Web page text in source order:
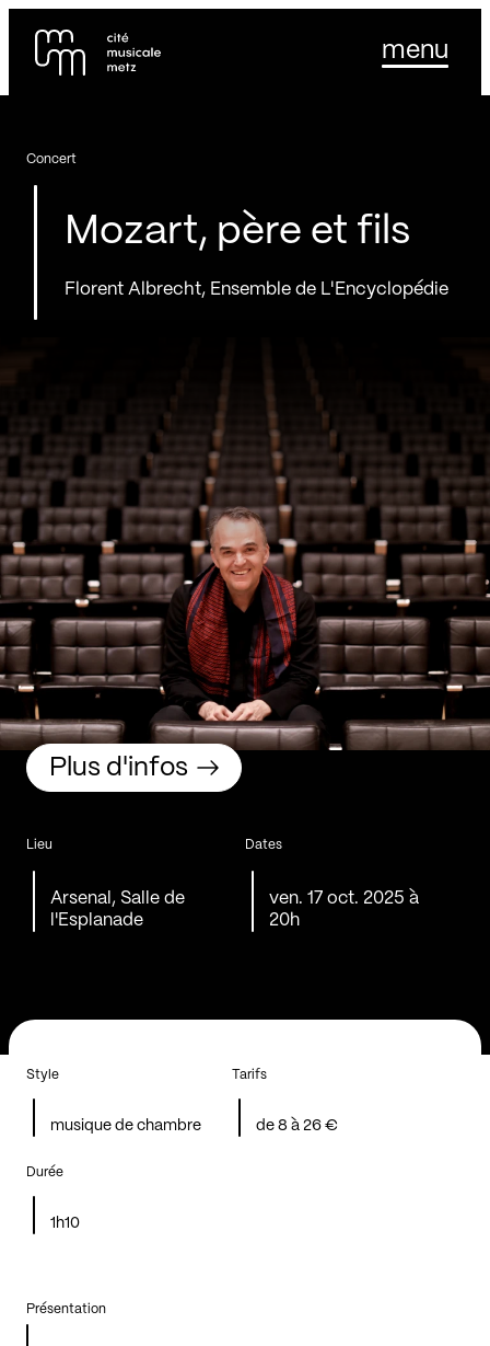
Se rendre au
Contenu principal
menu
Mozart, père et fils
Florent Albrecht, Ensemble de L'Encyclopédie
Concert
Lieu
Arsenal, Salle de
l'Esplanade
Dates
ven. 17 oct. 2025 à
20h
Plus d'infos
Style
musique de chambre
Tarifs
de 8 à 26 €
Durée
1h10
Présentation